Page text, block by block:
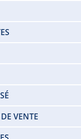
VENTE